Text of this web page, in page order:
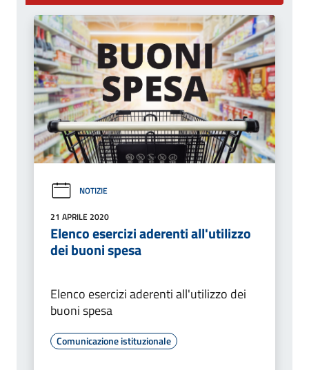
NOTIZIE
21 APRILE 2020
Elenco esercizi aderenti all'utilizzo
dei buoni spesa
Elenco esercizi aderenti all'utilizzo dei
buoni spesa
Comunicazione istituzionale